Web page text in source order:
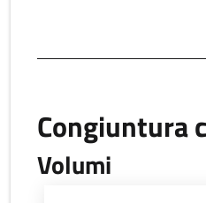
Congiuntura
Volumi